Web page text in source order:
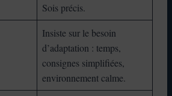
Sois précis.
Insiste sur le besoin
d’adaptation : temps,
consignes simplifiées,
environnement calme.